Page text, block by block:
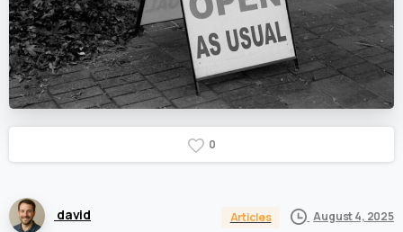
0
david Articles August 4, 2025